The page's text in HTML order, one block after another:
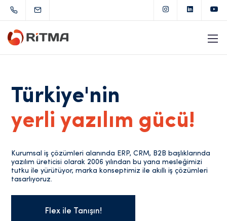
Türkiye'nin
yerli yazılım gücü!
Kurumsal iş çözümleri alanında ERP, CRM, B2B başlıklarında
yazılım üreticisi olarak 2006 yılından bu yana mesleğimizi
tutku ile yürütüyor, marka konseptimiz ile akıllı iş çözümleri
tasarlıyoruz.
Flex ile Tanışın!